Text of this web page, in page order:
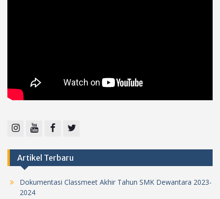
Artikel Terbaru
Dokumentasi Classmeet Akhir Tahun SMK Dewantara 2023-
2024